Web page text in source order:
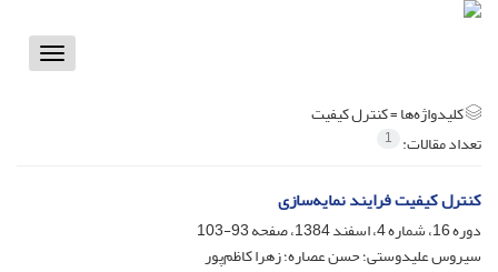
Toggle
کلیدواژه‌ها =کنترل کیفیت
تعداد مقالات: 1
کنترل کیفیت فرایند نمایه‌سازی
دوره 16، شماره 4، اسفند 1384، صفحه
93-103
سیروس علیدوستی؛ حسن عصاره؛ زهرا کاظم‌پور